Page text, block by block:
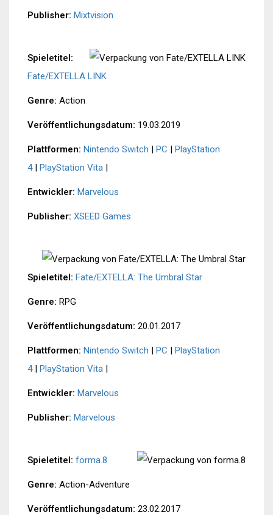
Publisher: Mixtvision
Spieletitel:
Fate/EXTELLA LINK
Genre: Action
Veröffentlichungsdatum: 19.03.2019
Plattformen: Nintendo Switch | PC | PlayStation
4| PlayStation Vita |
Entwickler: Marvelous
Publisher: XSEED Games
Spieletitel: Fate/EXTELLA: The Umbral Star
Genre: RPG
Veröffentlichungsdatum: 20.01.2017
Plattformen: Nintendo Switch | PC | PlayStation
4| PlayStation Vita |
Entwickler: Marvelous
Publisher: Marvelous
Spieletitel: forma.8
Genre: Action-Adventure
Veröffentlichungsdatum: 23.02.2017